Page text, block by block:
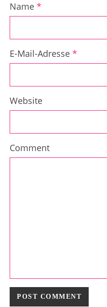
Name *
E-Mail-Adresse *
Website
Comment